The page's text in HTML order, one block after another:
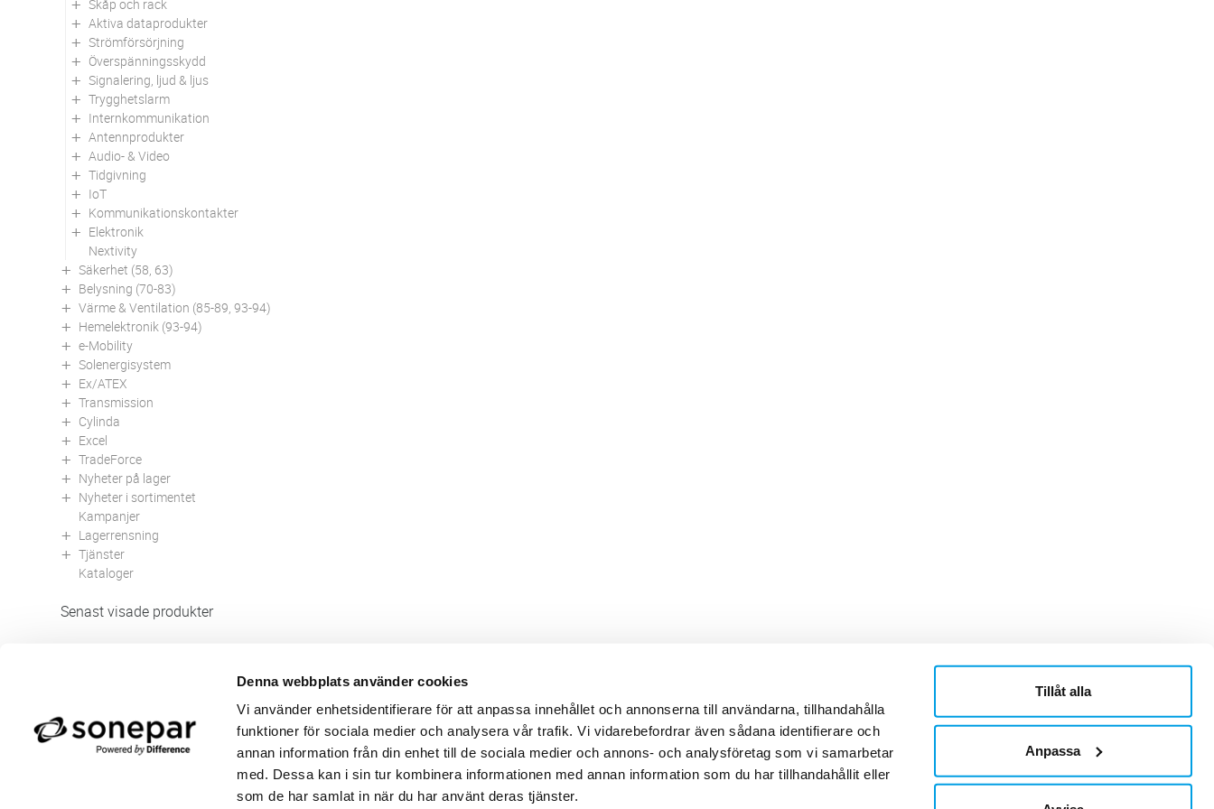
Denna webbplats använder cookies
Vi använder enhetsidentifierare för att anpassa innehållet och annonserna till användarna, tillhandahålla
funktioner för sociala medier och analysera vår trafik. Vi vidarebefordrar även sådana identifierare och
annan information från din enhet till de sociala medier och annons- och analysföretag som vi samarbetar
med. Dessa kan i sin tur kombinera informationen med annan information som du har tillhandahållit eller
som de har samlat in när du har använt deras tjänster.
Tillåt alla
Anpassa
Skåp och rack
Aktiva dataprodukter
Strömförsörjning
Överspänningsskydd
Signalering, ljud & ljus
Trygghetslarm
Internkommunikation
Antennprodukter
Audio- & Video
Tidgivning
IoT
Kommunikationskontakter
Elektronik
Nextivity
Säkerhet (58, 63)
Belysning (70-83)
Värme & Ventilation (85-89, 93-94)
Hemelektronik (93-94)
e-Mobility
Solenergisystem
Ex/ATEX
Transmission
Cylinda
Excel
TradeForce
Nyheter på lager
Nyheter i sortimentet
Kampanjer
Lagerrensning
Tjänster
Kataloger
Senast visade produkter
Felanmälan
Returer
Beställa PDF fakturor
Användarvillkor
Integritetspolicy
Öppettider
Ny kund/användare
Våra varumärken
Leverans- och betalningsvillkor
Elektronisk kommunikation
Produktväljare
Om Sonepar
Historik
Kontaktblad
Ledningsgrupp
Jobb & Karriär